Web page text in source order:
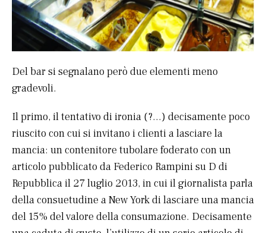
Del bar si segnalano però due elementi meno
gradevoli.
Il primo, il tentativo di ironia (?…) decisamente poco
riuscito con cui si invitano i clienti a lasciare la
mancia: un contenitore tubolare foderato con un
articolo pubblicato da Federico Rampini su D di
Repubblica il 27 luglio 2013, in cui il giornalista parla
della consuetudine a New York di lasciare una mancia
del 15% del valore della consumazione. Decisamente